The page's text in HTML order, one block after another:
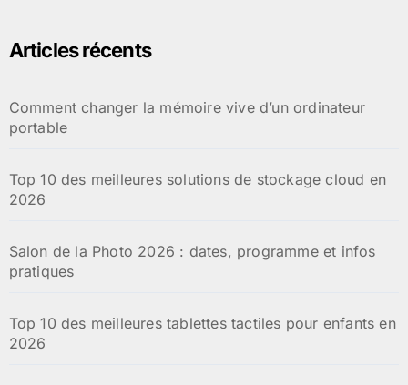
Articles récents
Comment changer la mémoire vive d’un ordinateur
portable
Top 10 des meilleures solutions de stockage cloud en
2026
Salon de la Photo 2026 : dates, programme et infos
pratiques
Top 10 des meilleures tablettes tactiles pour enfants en
2026